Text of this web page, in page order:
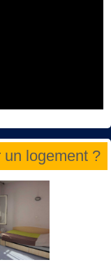
logement ?